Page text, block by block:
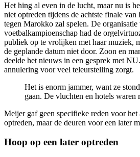
Het hing al even in de lucht, maar nu is
niet optreden tijdens de achtste finale
tegen Marokko zal spelen. De
voetbalkampioenschap had de
publiek op te vrolijken met haar muziek,
de geplande datum niet door. Zoon en
deelde het nieuws in een gesprek met
annulering voor veel teleurstelling zorgt.
Het is enorm jammer, want ze
gaan. De vluchten en hotels waren
Meijer gaf geen specifieke reden voor het
optreden, maar de deuren voor een later
Hoop op een later optreden